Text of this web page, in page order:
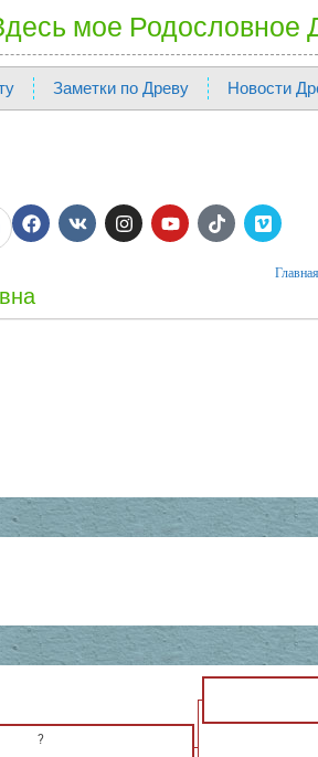
мое Родословное
Заметки по Древу Новости
?